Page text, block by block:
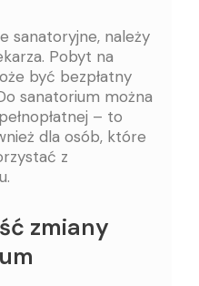
sanatoryjne, należy
Pobyt na
być bezpłatny
sanatorium można
– to
dla osób, które
z
zmiany